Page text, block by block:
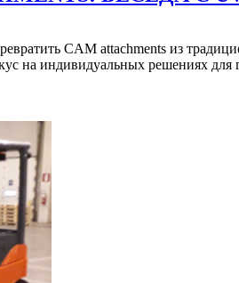
CAM attachments из
на индивидуальных решениях для